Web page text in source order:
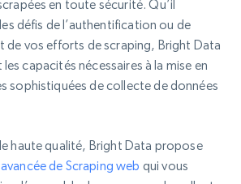
en toute sécurité. Qu’il
défis de l’authentification ou de
de vos efforts de scraping, Bright Data
capacités nécessaires à la mise en
sophistiquées de collecte de données
haute qualité, Bright Data propose
avancée de Scraping web qui vous